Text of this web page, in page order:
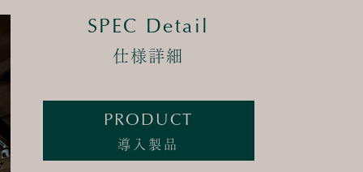
SPEC Detail
仕様詳細
PRODUCT
導入製品